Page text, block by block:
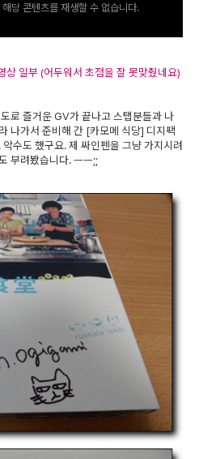
당 콘텐츠를 재생할 수 없습니다.
상 일부 (어두워서 초점을 잘 못맞췄네요)
로 즐거운 GV가 끝나고 스탭분들과 나
나가서 준비해 간 [카모메 식당] 디지팩
수도 했구요. 제 싸인펜을 그냥 가지시려
부려봤습니다. ㅡㅡ;;